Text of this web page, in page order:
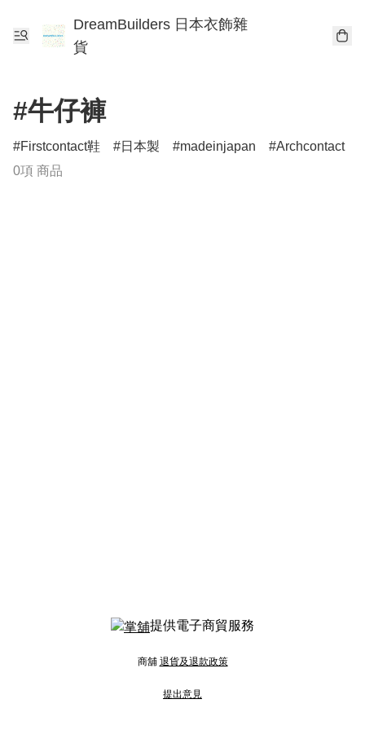
DreamBuilders 日本衣飾雜
貨
#牛仔褲
Firstcontact鞋 日本製 madeinjapan
Archcontact
0項 商品
提供電子商貿服務
商舖 退貨及退款政策
提出意見